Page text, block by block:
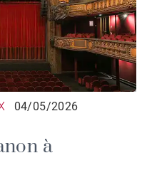
04/05/2026
à